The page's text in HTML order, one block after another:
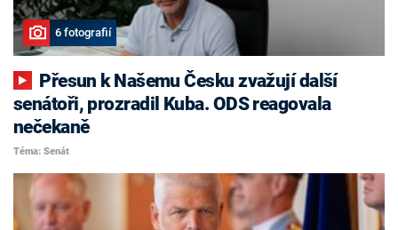
6 fotografií
senátoři, prozradil Kuba. ODS reagovala
nečekaně
Téma: Senát